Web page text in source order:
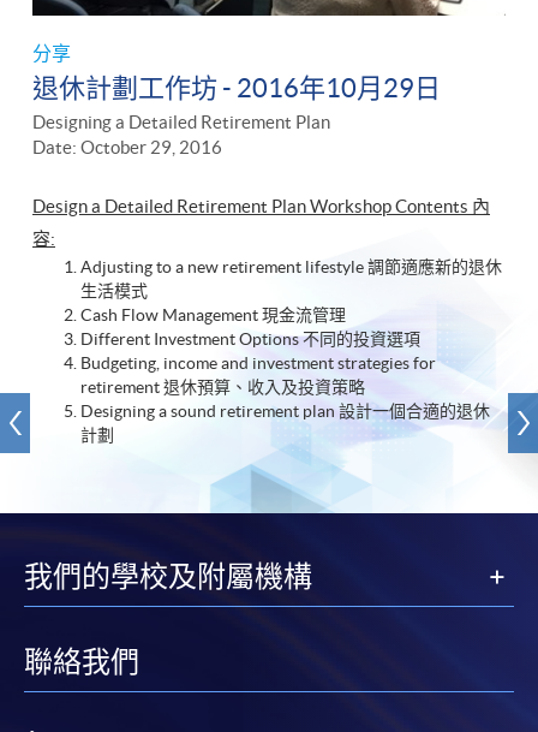
分享
退休計劃工作坊 - 2016年10月29日
Designing a Detailed Retirement Plan
Date: October 29, 2016
Design a Detailed Retirement Plan Workshop ​Contents 內
容:
Adjusting to a new retirement lifestyle 調節適應新的退休
生活模式
Cash Flow Management 現金流管理
Different Investment Options 不同的投資選項
Budgeting, income and investment strategies for
retirement 退休預算、收入及投資策略
Designing a sound retirement plan 設計一個合適的退休
計劃
我們的學校及附屬機構
聯絡我們